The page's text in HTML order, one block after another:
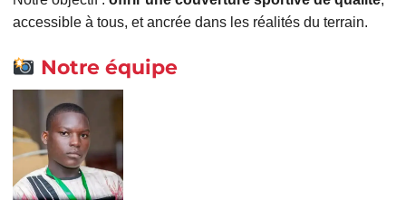
accessible à tous, et ancrée dans les réalités du terrain.
Notre équipe